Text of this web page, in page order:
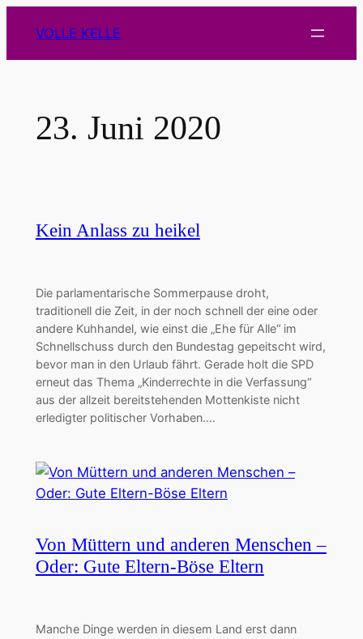
Inhalt
springen
VOLLE KELLE
23. Juni 2020
Kein Anlass zu heikel
Die parlamentarische Sommerpause droht,
traditionell die Zeit, in der noch schnell der eine oder
andere Kuhhandel, wie einst die „Ehe für Alle“ im
Schnellschuss durch den Bundestag gepeitscht wird,
bevor man in den Urlaub fährt. Gerade holt die SPD
erneut das Thema „Kinderrechte in die Verfassung“
aus der allzeit bereitstehenden Mottenkiste nicht
erledigter politischer Vorhaben.…
Von Müttern und anderen Menschen –
Oder: Gute Eltern-Böse Eltern
Manche Dinge werden in diesem Land erst dann